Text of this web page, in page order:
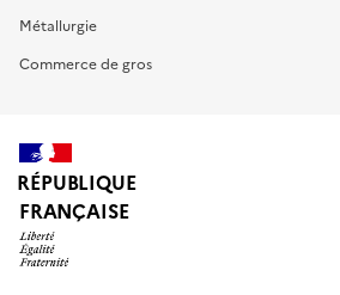
Métallurgie
Commerce de gros
RÉPUBLIQUE
FRANÇAISE